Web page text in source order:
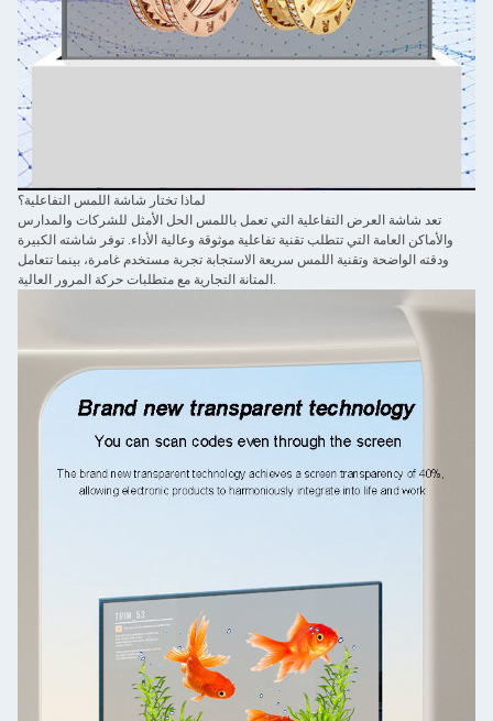
لماذا تختار شاشة اللمس التفاعلية؟
تعد شاشة العرض التفاعلية التي تعمل باللمس الحل الأمثل للشركات والمدارس
والأماكن العامة التي تتطلب تقنية تفاعلية موثوقة وعالية الأداء. توفر شاشته الكبيرة
ودقته الواضحة وتقنية اللمس سريعة الاستجابة تجربة مستخدم غامرة، بينما تتعامل
المتانة التجارية مع متطلبات حركة المرور العالية.